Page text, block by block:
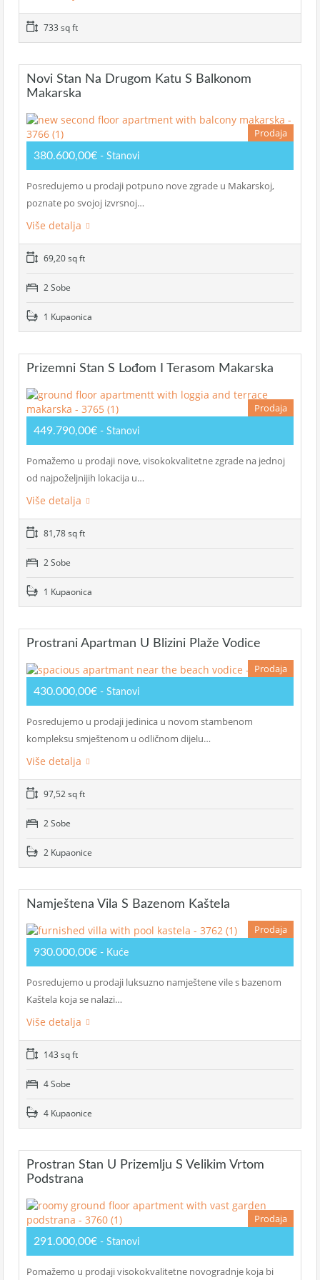
733 sq ft
Novi Stan Na Drugom Katu S Balkonom
Makarska
Prodaja
380.600,00€ - Stanovi
Posredujemo u prodaji potpuno nove zgrade u Makarskoj,
poznate po svojoj izvrsnoj…
Više detalja
69,20 sq ft
2 Sobe
1 Kupaonica
Prizemni Stan S Lođom I Terasom Makarska
Prodaja
449.790,00€ - Stanovi
Pomažemo u prodaji nove, visokokvalitetne zgrade na jednoj
od najpoželjnijih lokacija u…
Više detalja
81,78 sq ft
2 Sobe
1 Kupaonica
Prostrani Apartman U Blizini Plaže Vodice
Prodaja
430.000,00€ - Stanovi
Posredujemo u prodaji jedinica u novom stambenom
kompleksu smještenom u odličnom dijelu…
Više detalja
97,52 sq ft
2 Sobe
2 Kupaonice
Namještena Vila S Bazenom Kaštela
Prodaja
930.000,00€ - Kuće
Posredujemo u prodaji luksuzno namještene vile s bazenom
Kaštela koja se nalazi…
Više detalja
143 sq ft
4 Sobe
4 Kupaonice
Prostran Stan U Prizemlju S Velikim Vrtom
Podstrana
Prodaja
291.000,00€ - Stanovi
Pomažemo u prodaji visokokvalitetne novogradnje koja bi